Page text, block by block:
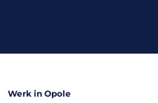
Werk in Opole